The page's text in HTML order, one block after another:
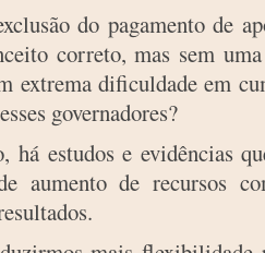
do pagamento de
correto, mas sem
extrema dificuldade em
governadores?
estudos e evidências
aumento de recursos